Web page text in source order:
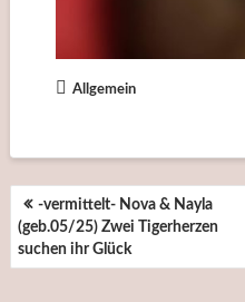
Allgemein
BEITRAGSNAVIGATION
-vermittelt- Nova & Nayla
(geb.05/25) Zwei Tigerherzen
suchen ihr Glück